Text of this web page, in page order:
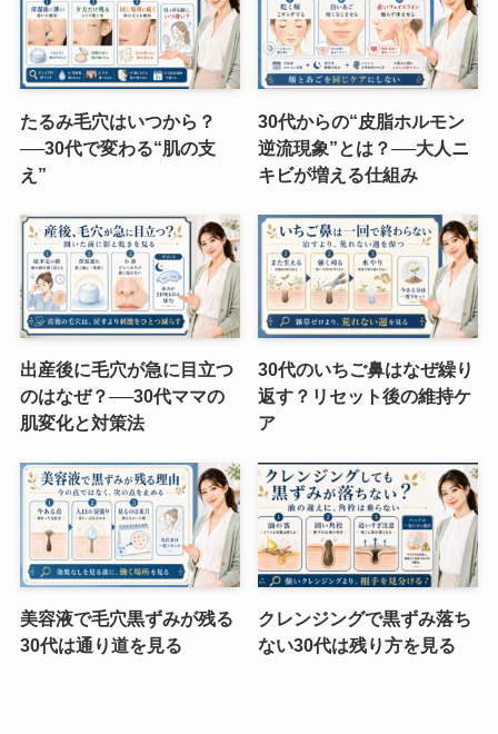
たるみ毛穴はいつから？
──30代で変わる“肌の支
え”
30代からの“皮脂ホルモン
逆流現象”とは？──大人ニ
キビが増える仕組み
出産後に毛穴が急に目立つ
のはなぜ？──30代ママの
肌変化と対策法
30代のいちご鼻はなぜ繰り
返す？リセット後の維持ケ
ア
美容液で毛穴黒ずみが残る
30代は通り道を見る
クレンジングで黒ずみ落ち
ない30代は残り方を見る